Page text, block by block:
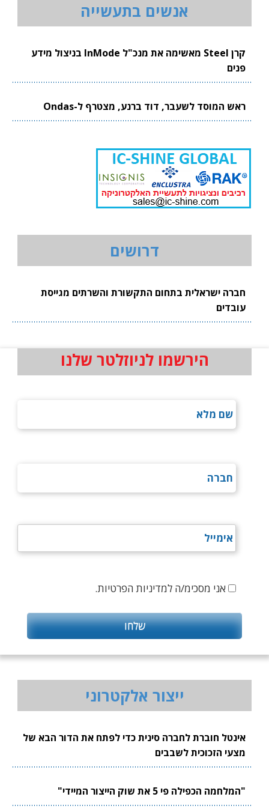
אנשים בתעשייה
קרן Steel מאשימה את מנכ"ל InMode בניצול מידע
פנים
ראש המוסד לשעבר, דוד ברנע, מצטרף ל-Ondas
דרושים
חברה ישראלית בתחום התקשורת והשרתים מגייסת
עובדים
הירשמו לניוזלטר שלנו
אני מסכימ/ה למדיניות הפרטיות.
ייצור אלקטרוני
אינטל חוברת לחברה סינית כדי לפתח את הדור הבא של
מצעי הזכוכית לשבבים
"המלחמה הכפילה פי 5 את שוק הייצור המיידי"